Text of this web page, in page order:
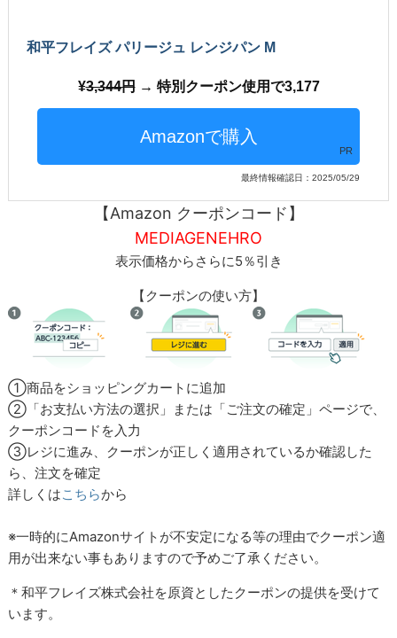
和平フレイズ パリージュ レンジパン M
3,344円→ 特別クーポン使用で3,177
PR
最終情報確認日：2025/05/29
【Amazon クーポンコード】
MEDIAGENEHRO
表示価格からさらに5％引き
【クーポンの使い方】
①商品をショッピングカートに追加
②「お支払い方法の選択」または「ご注文の確定」ページで、
クーポンコードを入力
③レジに進み、クーポンが正しく適用されているか確認した
ら、注文を確定
詳しくはこちらから
※一時的にAmazonサイトが不安定になる等の理由でクーポン適
用が出来ない事もありますので予めご了承ください。
＊和平フレイズ株式会社を原資としたクーポンの提供を受けて
います。